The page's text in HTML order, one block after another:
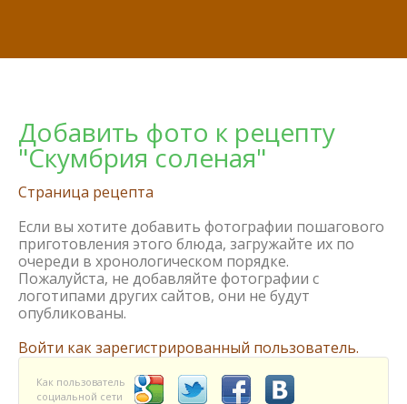
Добавить фото к рецепту
"Скумбрия соленая"
Страница рецепта
Если вы хотите добавить фотографии пошагового
приготовления этого блюда, загружайте их по
очереди в хронологическом порядке.
Пожалуйста, не добавляйте фотографии с
логотипами других сайтов, они не будут
опубликованы.
Войти как зарегистрированный пользователь.
Как пользователь
социальной сети